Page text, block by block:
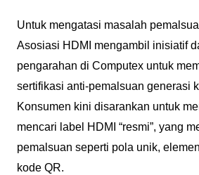
Untuk mengatasi masalah
Asosiasi HDMI mengambil inisiatif
pengarahan di Computex untuk
sertifikasi anti-pemalsuan generasi
Konsumen kini disarankan untuk
mencari label HDMI “resmi”, yang
pemalsuan seperti pola unik,
kode QR.